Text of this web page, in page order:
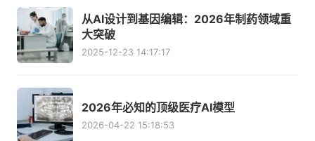
从AI设计到基因编辑：2026年制药领域重
大突破
2025-12-23 14:17:17
2026年必知的顶级医疗AI模型
2026-04-22 15:18:53